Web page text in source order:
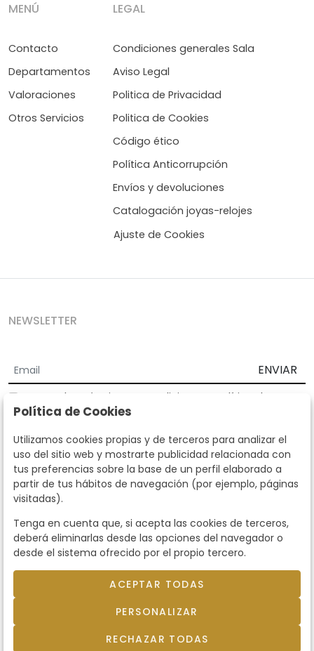
MENÚ
Contacto
Departamentos
Valoraciones
Otros Servicios
LEGAL
Condiciones generales Sala
Aviso Legal
Politica de Privacidad
Politica de Cookies
Código ético
Política Anticorrupción
Envíos y devoluciones
Catalogación joyas-relojes
Ajuste de Cookies
NEWSLETTER
ENVIAR
Acepto los Términos y Condiciones
Política de
privacidad
Según la LOPD y disposiciones de desarrollo, informamos que sus
datos personales serán tratados por parte de Subastas Segre con la
finalidad de gestionar la relación comercial. Puede ejercitar los
derechos de acceso, rectificación, cancelación, oposición y demás
derechos en los términos establecidos en la normativa vigente
dirigiéndote a nosotros. Asimismo, nos puede solicitar el envío de
llamando al teléfono 915159584 o enviando un e-mail a
info@subastassegre.es
Este sitio está protegido por reCAPTCHA y se aplican la
Términos de servicio de Google.
© 2026
Desarrollado por Labelgrup Networks.
Política de Cookies
Utilizamos cookies propias y de terceros para analizar el
uso del sitio web y mostrarte publicidad relacionada con
tus preferencias sobre la base de un perfil elaborado a
partir de tus hábitos de navegación (por ejemplo, páginas
visitadas).
Tenga en cuenta que, si acepta las cookies de terceros,
deberá eliminarlas desde las opciones del navegador o
desde el sistema ofrecido por el propio tercero.
ACEPTAR TODAS
PERSONALIZAR
RECHAZAR TODAS